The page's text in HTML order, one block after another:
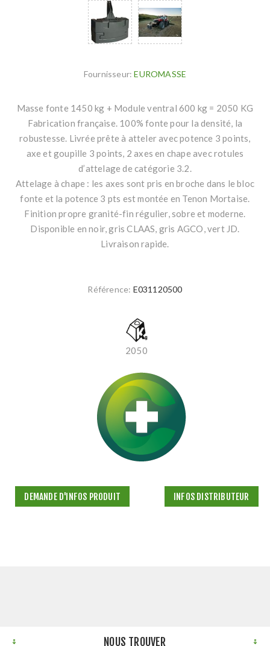
Fournisseur: EUROMASSE
Masse fonte 1450 kg + Module ventral 600 kg = 2050 KG
Fabrication française. 100% fonte pour la densité, la
robustesse. Livrée prête à atteler avec potence 3 points,
axe et goupille 3 points, 2 axes en chape avec rotules
d’attelage de catégorie 3.2.
Attelage à chape : les axes sont pris en broche dans le bloc
fonte et la potence 3 pts est montée en Tenon Mortaise.
Finition propre granité-fin régulier, sobre et moderne.
Disponible en noir, gris CLAAS, gris AGCO, vert JD.
Livraison rapide.
Référence: E031120500
2050
DEMANDE D'INFOS PRODUIT INFOS DISTRIBUTEUR
NOUS TROUVER